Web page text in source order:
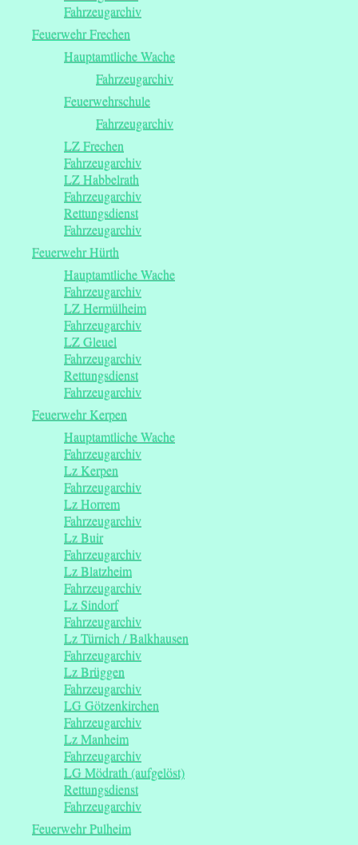
Fahrzeugarchiv
Feuerwehr Frechen
Hauptamtliche Wache
Fahrzeugarchiv
Feuerwehrschule
Fahrzeugarchiv
LZ Frechen
Fahrzeugarchiv
LZ Habbelrath
Fahrzeugarchiv
Rettungsdienst
Fahrzeugarchiv
Feuerwehr Hürth
Hauptamtliche Wache
Fahrzeugarchiv
LZ Hermülheim
Fahrzeugarchiv
LZ Gleuel
Fahrzeugarchiv
Rettungsdienst
Fahrzeugarchiv
Feuerwehr Kerpen
Hauptamtliche Wache
Fahrzeugarchiv
Lz Kerpen
Fahrzeugarchiv
Lz Horrem
Fahrzeugarchiv
Lz Buir
Fahrzeugarchiv
Lz Blatzheim
Fahrzeugarchiv
Lz Sindorf
Fahrzeugarchiv
Lz Türnich / Balkhausen
Fahrzeugarchiv
Lz Brüggen
Fahrzeugarchiv
LG Götzenkirchen
Fahrzeugarchiv
Lz Manheim
Fahrzeugarchiv
LG Mödrath (aufgelöst)
Rettungsdienst
Fahrzeugarchiv
Feuerwehr Pulheim